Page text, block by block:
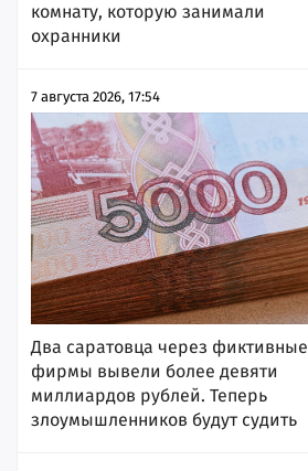
комнату, которую занимали
охранники
7 августа 2026, 17:54
Два саратовца через фиктивные
фирмы вывели более девяти
миллиардов рублей. Теперь
злоумышленников будут судить